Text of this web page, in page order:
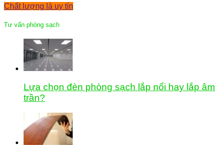
Chất lượng là uy tín
Tư vấn phòng sạch
Lựa chọn đèn phòng sạch lắp nổi hay lắp âm
trần?